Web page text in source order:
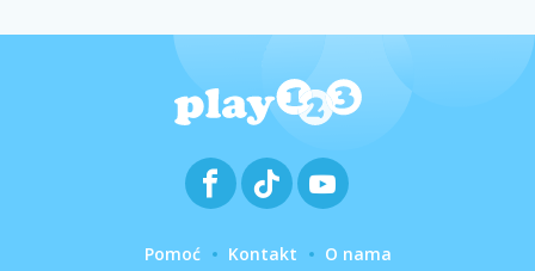
Pomoć Kontakt O nama